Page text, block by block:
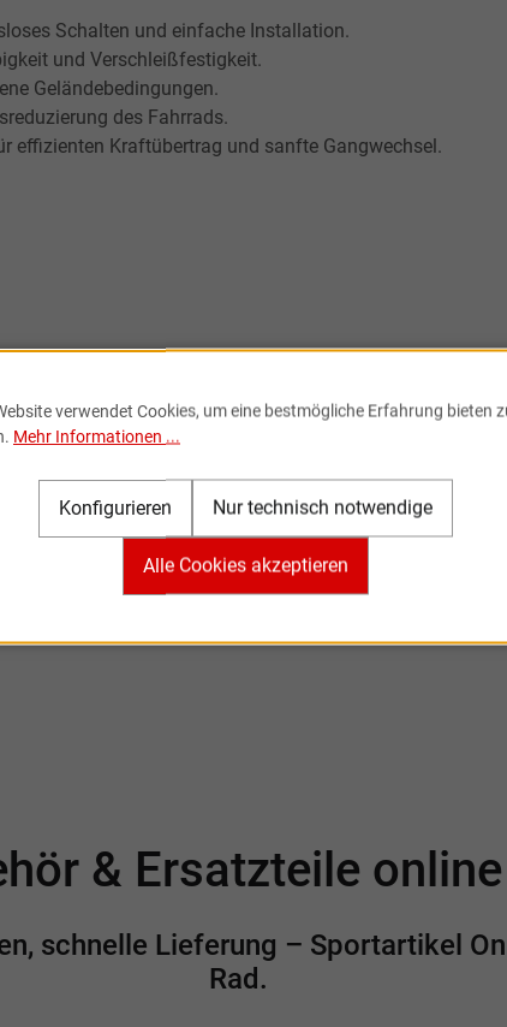
Schalten und einfache Installation.
und Verschleißfestigkeit.
Geländebedingungen.
des Fahrrads.
effizienten Kraftübertrag und sanfte Gangwechsel.
Newsletter
Sie den kostenlosen Newsletter und verpassen Sie
Neuigkeit oder Aktion mehr von Sportartikel Online.
genommen.
& Ersatzteile
schnelle Lieferung – Sportartikel
Rad.
verwendet Cookies, um eine bestmögliche Erfahrung bieten
Mehr Informationen ...
Nur technisch notwendige
Konfigurieren
Alle Cookies akzeptieren